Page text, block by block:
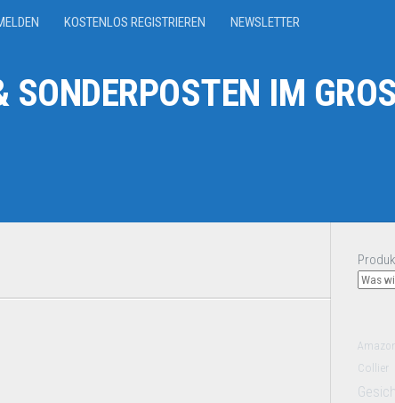
KOSTENLOS REGISTRIEREN NEWSLETTER
IM
Collier